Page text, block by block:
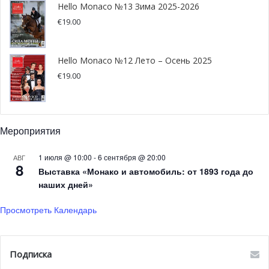
пикника на свежем воздухе
Между склонами гор Ла Визель и Ла Солир появилось
уютное маленькое шале Nid de la Saulire. Пространство
можно арендовать для пикника или отдыха. На широкой
террасе расположилось два шезлонга, внутри гостей
ждет уютный интерьер. Подняться к миниатюрному
шале можно на подъемнике Ла Визелль.
Новая СПА программа в Hôtel
de la Loze
После активного дня СПА отеля Hôtel de la Loze на
первых открыл новый лечебный центр в горах и
Hello Monaco №13 Зима 2025-2026
€19.00
Hello Monaco №12 Лето – Осень 2025
€19.00
Мероприятия
АВГ
8
1 июля @ 10:00 -6 сентября @ 20:00
Выставка «Монако и автомобиль: от 1893 года до
наших дней»
Просмотреть Календарь
Подписка